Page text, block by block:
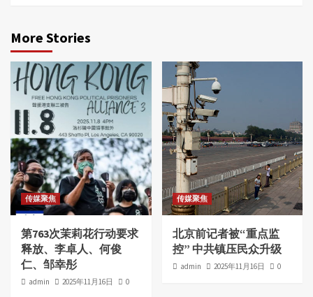
More Stories
传媒聚焦
第763次茉莉花行动要求
释放、李卓人、何俊
仁、邹幸彤
admin 2025年11月16日 0
传媒聚焦
北京前记者被“重点监
控” 中共镇压民众升级
admin 2025年11月16日 0